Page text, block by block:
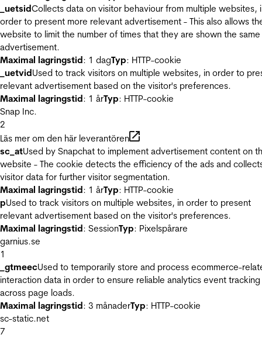
_uetsidCollects data on visitor behaviour from multiple websites,
order to present more relevant advertisement - This also allows
website to limit the number of times that they are shown the same
advertisement.
Maximal lagringstid: 1 dagTyp: HTTP-cookie
_uetvidUsed to track visitors on multiple websites, in order to
relevant advertisement based on the visitor's preferences.
Maximal lagringstid: 1 årTyp: HTTP-cookie
Snap Inc.
2
Läs mer om den här leverantören
sc_atUsed by Snapchat to implement advertisement content on
website - The cookie detects the efficiency of the ads and
visitor data for further visitor segmentation.
Maximal lagringstid: 1 årTyp: HTTP-cookie
pUsed to track visitors on multiple websites, in order to present
relevant advertisement based on the visitor's preferences.
Maximal lagringstid: SessionTyp: Pixelspårare
garnius.se
1
_gtmeecUsed to temporarily store and process ecommerce-
interaction data in order to ensure reliable analytics event tracking
across page loads.
Maximal lagringstid: 3 månaderTyp: HTTP-cookie
sc-static.net
7